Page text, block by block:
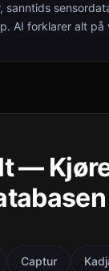
sanntids
AI forklarer alt på
—
Captur